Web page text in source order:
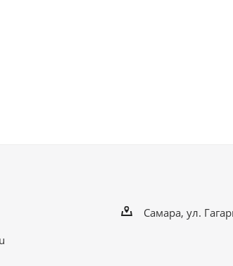
Самара, ул.